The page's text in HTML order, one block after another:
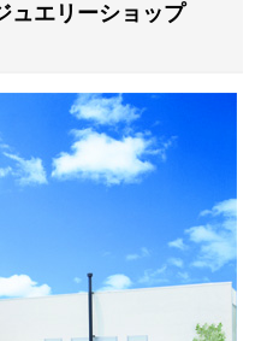
ュエリーショップ